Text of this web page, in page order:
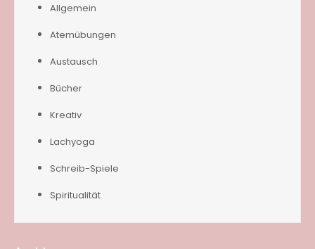
Allgemein
Atemübungen
Austausch
Bücher
Kreativ
Lachyoga
Schreib-Spiele
Spiritualität